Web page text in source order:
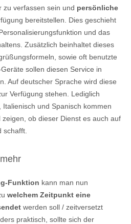
zu verfassen sein und persönliche
bereitstellen. Dies geschieht
und das
Zusätzlich beinhaltet dieses
sowie oft benutzte
sollen diesen Service in
Auf deutscher Sprache wird diese
Verfügung stehen. Lediglich
und Spanisch kommen
ob dieser Dienst es auch auf
schafft.
Funktion kann man nun
welchem Zeitpunkt eine
werden soll / zeitversetzt
praktisch, sollte sich der